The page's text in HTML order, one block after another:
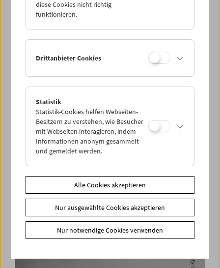
Collection on Screen: Michael Pilz – Teil 1
Treibgut: Private Filmaufnahmen aus Stalag
XVII A Kaisersteinbruch
diese Cookies nicht richtig
funktionieren.
Drittanbieter Cookies
Statistik
Statistik-Cookies helfen Webseiten-
Besitzern zu verstehen, wie Besucher
mit Webseiten interagieren, indem
Informationen anonym gesammelt
und gemeldet werden.
Alle Cookies akzeptieren
Nur ausgewählte Cookies akzeptieren
Nur notwendige Cookies verwenden